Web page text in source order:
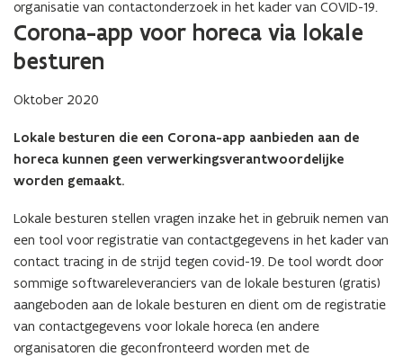
organisatie van contactonderzoek in het kader van COVID-19.
Corona-app voor horeca via lokale
besturen
Oktober 2020
Lokale besturen die een Corona-app aanbieden aan de
horeca kunnen geen verwerkingsverantwoordelijke
worden gemaakt.
Lokale besturen stellen vragen inzake het in gebruik nemen van
een tool voor registratie van contactgegevens in het kader van
contact tracing in de strijd tegen covid-19. De tool wordt door
sommige softwareleveranciers van de lokale besturen (gratis)
aangeboden aan de lokale besturen en dient om de registratie
van contactgegevens voor lokale horeca (en andere
organisatoren die geconfronteerd worden met de